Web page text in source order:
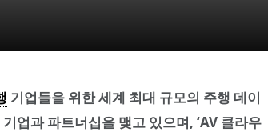
기업들을 위한 세계 최대 규모의 주행 데이
업과 파트너십을 맺고 있으며, ‘AV 클라우